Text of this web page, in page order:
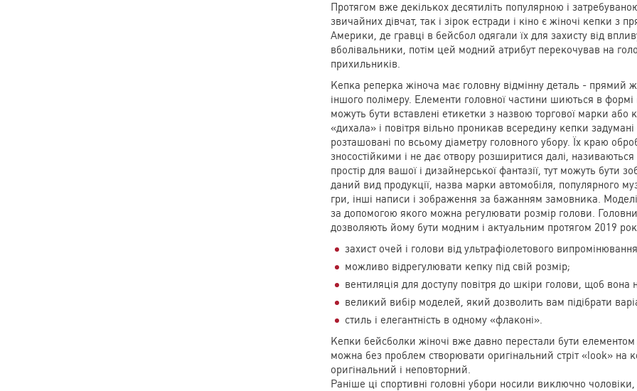
Протягом вже декількох десятиліть популярною і
звичайних дівчат, так і зірок естради і кіно є жіночі кепки
Америки, де гравці в бейсбол одягали їх для захисту від
вболівальники, потім цей модний атрибут перекочував на
прихильників.
Кепка реперка жіноча має головну відмінну деталь - прямий
іншого полімеру. Елементи головної частини шиються в
можуть бути вставлені етикетки з назвою торгової марки
«дихала» і повітря вільно проникав всередину кепки задумані
розташовані по всьому діаметру головного убору. Їх краю
зносостійкими і не дає отвору розширитися далі,
простір для вашої і дизайнерської фантазії, тут можуть бути
даний вид продукції, назва марки автомобіля, популярного
гри, інші написи і зображення за бажанням замовника.
за допомогою якого можна регулювати розмір голови.
дозволяють йому бути модним і актуальним протягом 2019
захист очей і голови від ультрафіолетового
можливо відрегулювати кепку під свій розмір;
вентиляція для доступу повітря до шкіри голови, щоб вона
великий вибір моделей, який дозволить вам підібрати
стиль і елегантність в одному «флаконі».
Кепки бейсболки жіночі вже давно перестали бути
можна без проблем створювати оригінальний стріт «look»
оригінальний і неповторний.
Раніше ці спортивні головні убори носили виключно